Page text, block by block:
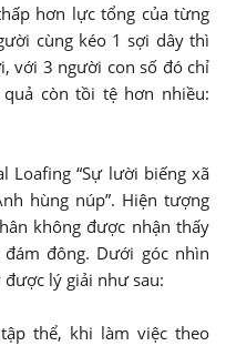
hơn lực tổng của từng
cùng kéo 1 sợi dây thì
với 3 người con số đó chỉ
còn tồi tệ hơn nhiều:
Loafing “Sự lười biếng xã
hùng núp”. Hiện tượng
không được nhận thấy
đông. Dưới góc nhìn
lý giải như sau:
thể, khi làm việc theo